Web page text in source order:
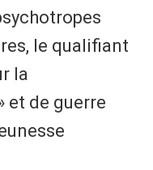
le qualifiant
la
et de guerre